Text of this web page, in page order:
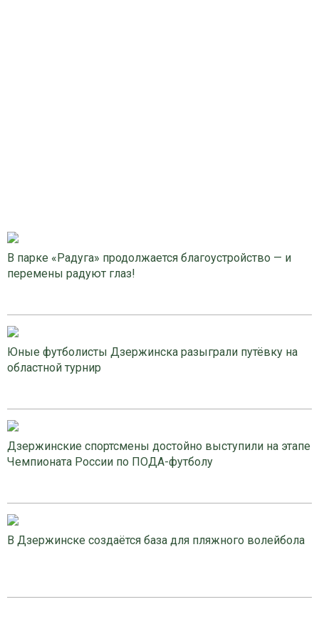
В парке «Радуга» продолжается благоустройство — и
перемены радуют глаз!
Юные футболисты Дзержинска разыграли путёвку на
областной турнир
Дзержинские спортсмены достойно выступили на этапе
Чемпионата России по ПОДА-футболу
В Дзержинске создаётся база для пляжного волейбола